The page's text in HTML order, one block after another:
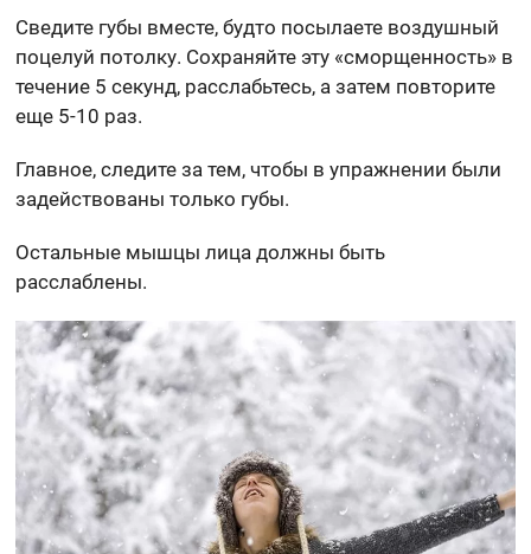
Сведите губы вместе, будто посылаете воздушный
поцелуй потолку. Сохраняйте эту «сморщенность» в
течение 5 секунд, расслабьтесь, а затем повторите
еще 5-10 раз.
Главное, следите за тем, чтобы в упражнении были
задействованы только губы.
Остальные мышцы лица должны быть
расслаблены.